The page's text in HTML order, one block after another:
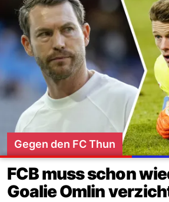
Gegen den FC Thun
FCB muss schon
Goalie Omlin